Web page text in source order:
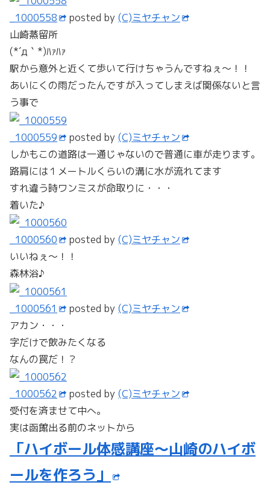
_1000558 posted by (C)ミヤチャン
山崎蒸留所
(*´д｀*)ﾊｧﾊｧ
駅から意外と近くて歩いて行けちゃうんですねぇ～！！
あいにくの雨だったんですが入ってしまえば関係ないと言
う事で
_1000559 posted by (C)ミヤチャン
しかもこの道路は一通じゃないので普通に車が走ります。
路肩には１メートルくらいの溝に水が流れてます
すれ違う時ワンミスが命取りに・・・
着いた♪
_1000560 posted by (C)ミヤチャン
いいねぇ～！！
森林浴♪
_1000561 posted by (C)ミヤチャン
アカン・・・
字だけで飲みたくなる
なんの罠だ！？
_1000562 posted by (C)ミヤチャン
受付を済ませて中へ。
実は函館出る前のネットから
「ハイボール体感講座～山崎のハイボ
ールを作ろう」